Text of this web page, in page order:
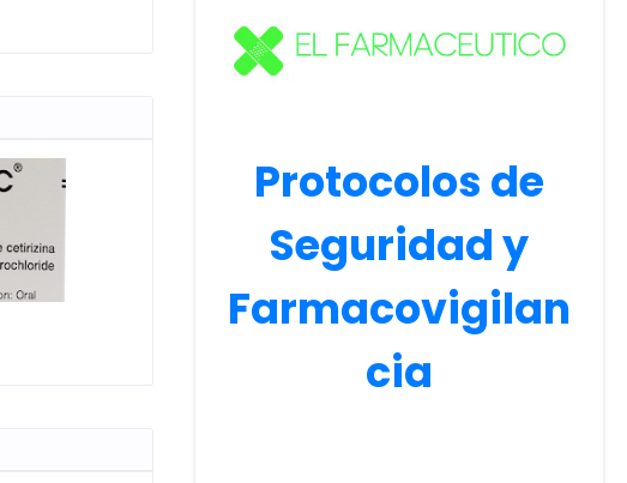
Protocolos de
Seguridad y
Farmacovigilan
cia